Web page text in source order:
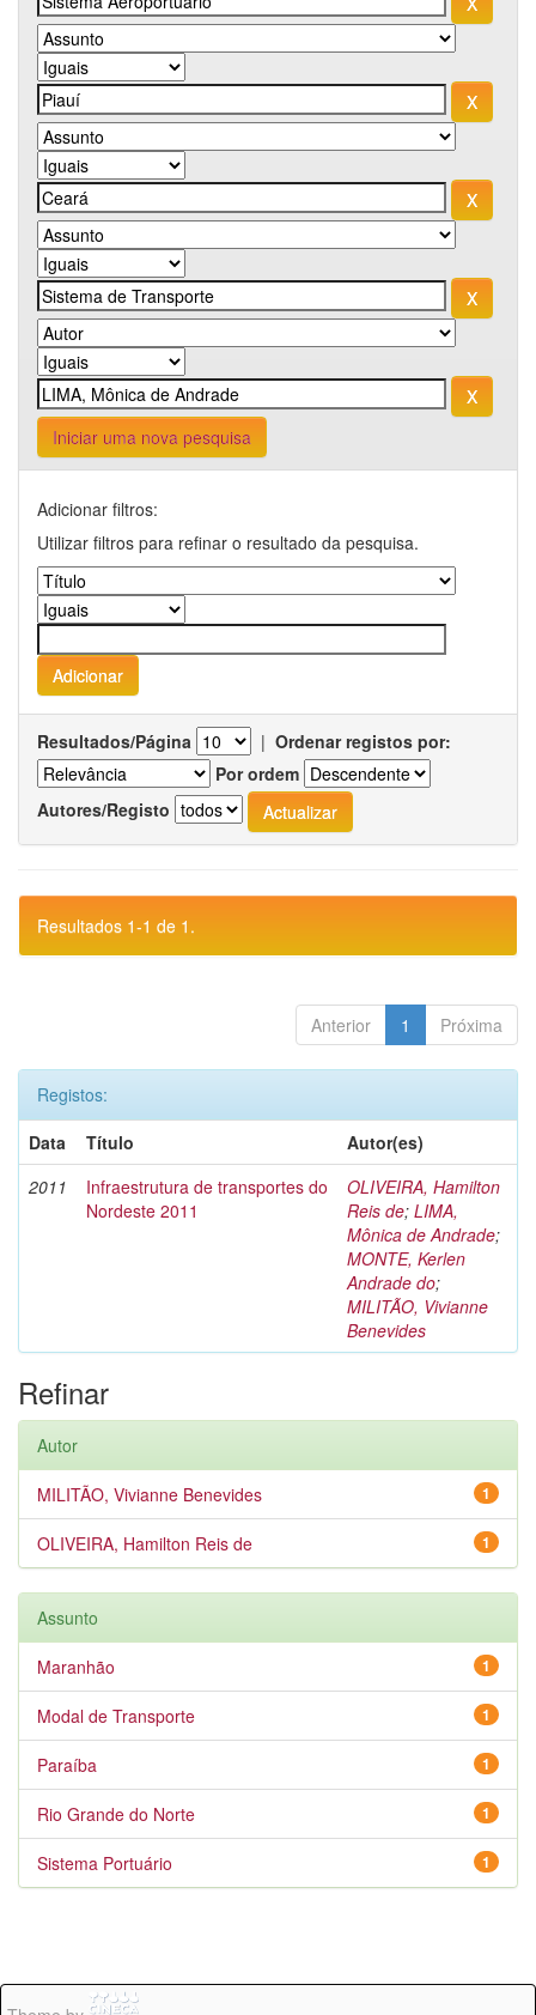
Iniciar uma nova pesquisa
Adicionar filtros:
Utilizar filtros para refinar o resultado da pesquisa.
Resultados/Página | Ordenar registos por:
Por ordem
Autores/Registo
Resultados 1-1 de 1.
Anterior 1 Próxima
Registos:
Data
Título
Autor(es)
2011
Infraestrutura de transportes do
Nordeste 2011
OLIVEIRA, Hamilton
Reis de; LIMA,
Mônica de Andrade;
MONTE, Kerlen
Andrade do;
MILITÃO, Vivianne
Benevides
Refinar
Autor
1
MILITÃO, Vivianne Benevides
1
OLIVEIRA, Hamilton Reis de
Assunto
1
Maranhão
1
Modal de Transporte
1
Paraíba
1
Rio Grande do Norte
1
Sistema Portuário